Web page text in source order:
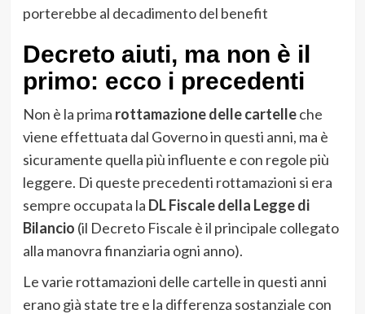
porterebbe al decadimento del benefit
Decreto aiuti, ma non è il
primo: ecco i precedenti
Non è la prima rottamazione delle cartelleche
viene effettuata dal Governo in questi anni, ma è
sicuramente quella più influente e con regole più
leggere. Di queste precedenti rottamazioni si era
sempre occupata la DL Fiscale della Legge di
Bilancio (il Decreto Fiscale è il principale collegato
alla manovra finanziaria ogni anno).
Le varie rottamazioni delle cartelle in questi anni
erano già state tre e la differenza sostanziale con